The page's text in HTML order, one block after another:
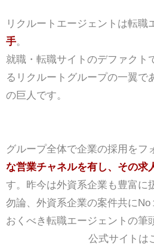
リクルートエージェントは転職
手。
就職・転職サイトのデファクト
るリクルートグループの一翼で
の巨人です。
グループ全体で企業の採用をフ
な営業チャネルを有し、その求
す。昨今は外資系企業も豊富に
勿論、外資系企業の案件共に
おくべき転職エージェントの筆
公式サイトは